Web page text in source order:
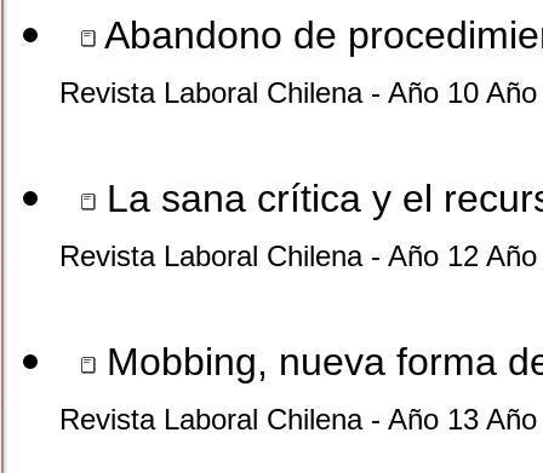
Abandono de
Revista Laboral Chilena - Año 10
La sana crítica y el
Revista Laboral Chilena - Año 12
Mobbing, nueva forma
Revista Laboral Chilena - Año 13